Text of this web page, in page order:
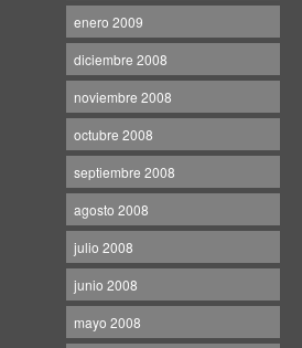
enero 2009
diciembre 2008
noviembre 2008
octubre 2008
septiembre 2008
agosto 2008
julio 2008
junio 2008
mayo 2008